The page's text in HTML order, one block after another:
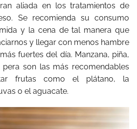
aliada en los tratamientos de
Se recomienda su consumo
y la cena de tal manera que
y llegar con menos hambre
fuertes del día. Manzana, piña,
pera son las más recomendables
frutas como el plátano, la
o el aguacate.